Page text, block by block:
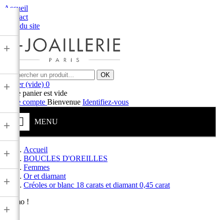
Accueil
Contact
Plan du site
OK
Panier (vide) 0
Votre panier est vide
Votre compte Bienvenue Identifiez-vous
MENU
+
+
+
+
+
+
Accueil
BOUCLES D'OREILLES
Femmes
Or et diamant
Créoles or blanc 18 carats et diamant 0,45 carat
Promo !